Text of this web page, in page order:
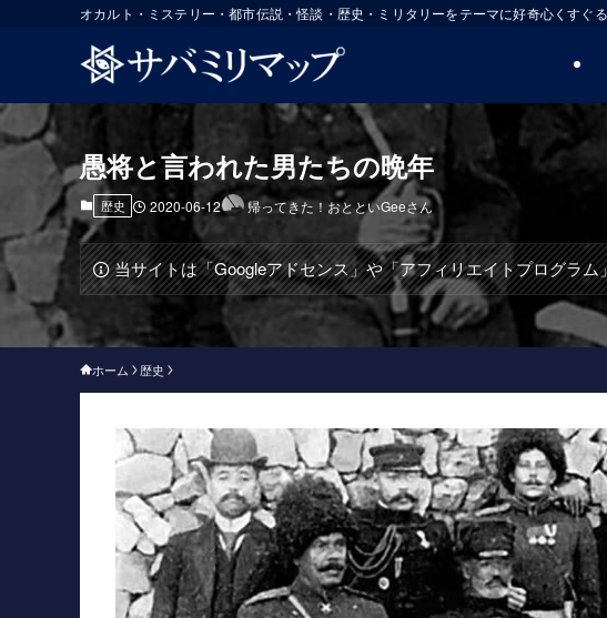
オカルト・ミステリー・都市伝説・怪談・歴史・ミリタリーをテーマに好奇心くすぐ
愚将と言われた男たちの晩年
歴史 2020-06-12 帰ってきた！おとといGeeさん
当サイトは「Googleアドセンス」や「アフィリエイトプログラ
ホーム 歴史